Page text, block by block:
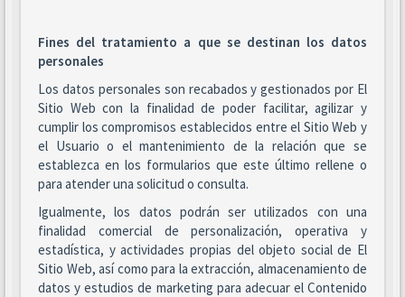
Fines del tratamiento a que se destinan los datos
personales
Los datos personales son recabados y gestionados por El
Sitio Web con la finalidad de poder facilitar, agilizar y
cumplir los compromisos establecidos entre el Sitio Web y
el Usuario o el mantenimiento de la relación que se
establezca en los formularios que este último rellene o
para atender una solicitud o consulta.
Igualmente, los datos podrán ser utilizados con una
finalidad comercial de personalización, operativa y
estadística, y actividades propias del objeto social de El
Sitio Web, así como para la extracción, almacenamiento de
datos y estudios de marketing para adecuar el Contenido